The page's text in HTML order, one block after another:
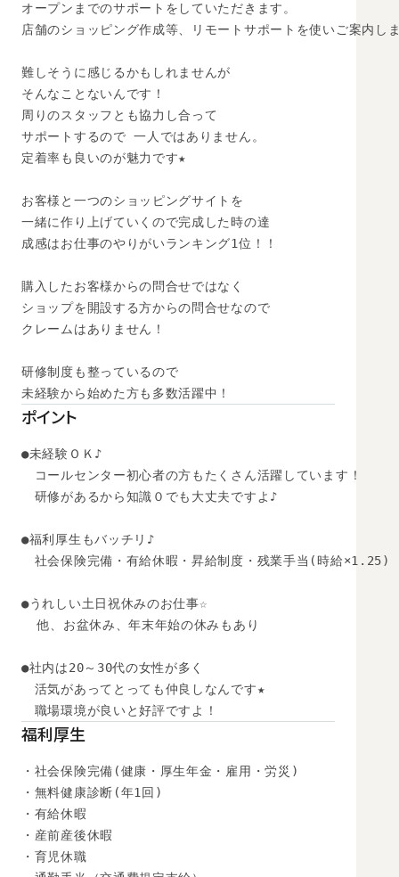
オープンまでのサポートをしていただきます。
店舗のショッピング作成等、リモートサポートを使いご案内し
難しそうに感じるかもしれませんが
そんなことないんです！
周りのスタッフとも協力し合って
サポートするので 一人ではありません。
定着率も良いのが魅力です★
お客様と一つのショッピングサイトを
一緒に作り上げていくので完成した時の達
成感はお仕事のやりがいランキング1位！！
購入したお客様からの問合せではなく
ショップを開設する方からの問合せなので
クレームはありません！
研修制度も整っているので
未経験から始めた方も多数活躍中！
ポイント
●未経験ＯＫ♪
コールセンター初心者の方もたくさん活躍しています！
研修があるから知識０でも大丈夫ですよ♪
●福利厚生もバッチリ♪
社会保険完備・有給休暇・昇給制度・残業手当(時給×1.25)
●うれしい土日祝休みのお仕事☆
  他、お盆休み、年末年始の休みもあり
●社内は20～30代の女性が多く
活気があってとっても仲良しなんです★
職場環境が良いと好評ですよ！
福利厚生
・社会保険完備(健康・厚生年金・雇用・労災)
・無料健康診断(年1回)
・有給休暇
・産前産後休暇
・育児休職